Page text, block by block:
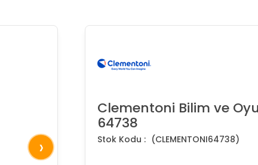
›
Clementoni Bilim ve
64738
(CLEMENTONI64738)